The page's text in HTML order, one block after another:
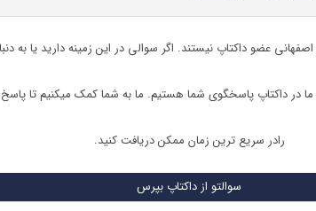
عضو داکتاپ نیستند. اگر سوالی در این زمینه دارید یا به
در داکتاپ پاسخگوی شما هستیم. ما به شما کمک میکنیم تا
رادر سریع ترین زمان ممکن دریافت کنید.
سوالتو از داکتاپ بپرس